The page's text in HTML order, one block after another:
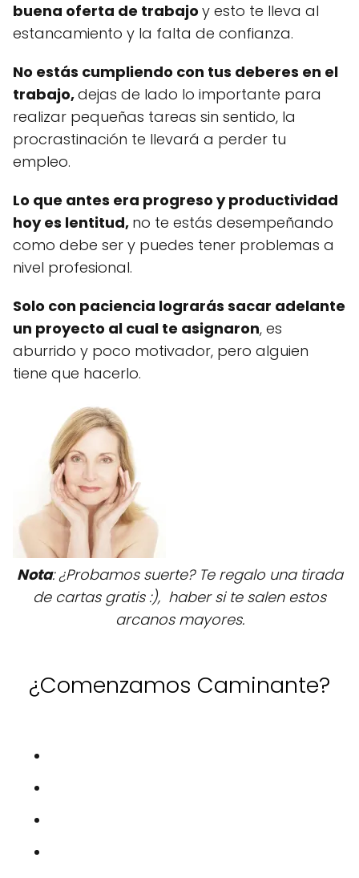
buena oferta de trabajo y esto te lleva al
estancamiento y la falta de confianza.
No estás cumpliendo con tus deberes en el
trabajo,dejas de lado lo importante para
realizar pequeñas tareas sin sentido, la
procrastinación te llevará a perder tu
empleo.
Lo que antes era progreso y productividad
hoy es lentitud, no te estás desempeñando
como debe ser y puedes tener problemas a
nivel profesional.
Solo con paciencia lograrás sacar adelante
un proyecto al cual te asignaron, es
aburrido y poco motivador, pero alguien
tiene que hacerlo.
Nota: ¿Probamos suerte? Te regalo una tirada
de cartas gratis :), haber si te salen estos
arcanos mayores.
¿Comenzamos Caminante?